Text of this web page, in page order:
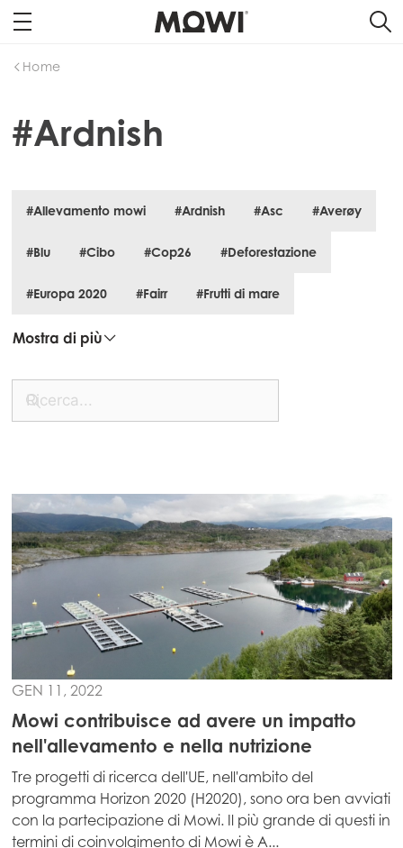
Mowi Global
Asia
Mowi China
Mowi Korea
Mowi Taiwan
Europe
Mowi Belgium (FR)
Mowi Czechia (CZ)
Mowi Czechia (EN)
Mowi France
Mowi Germany
Home
#Ardnish
#Allevamento mowi #Ardnish #Asc #Averøy
#Blu #Cibo #Cop26 #Deforestazione
#Europa 2020 #Fairr #Frutti di mare
Mostra di più
GEN 11, 2022
Mowi contribuisce ad avere un impatto
nell'allevamento e nella nutrizione
Tre progetti di ricerca dell'UE, nell'ambito del
programma Horizon 2020 (H2020), sono ora ben avviati
con la partecipazione di Mowi. Il più grande di questi in
termini di coinvolgimento di Mowi è A...